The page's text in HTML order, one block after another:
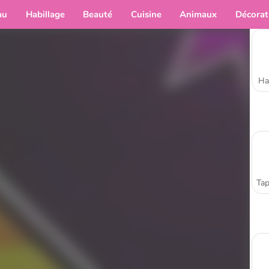
Habillage Beauté Cuisine Animaux